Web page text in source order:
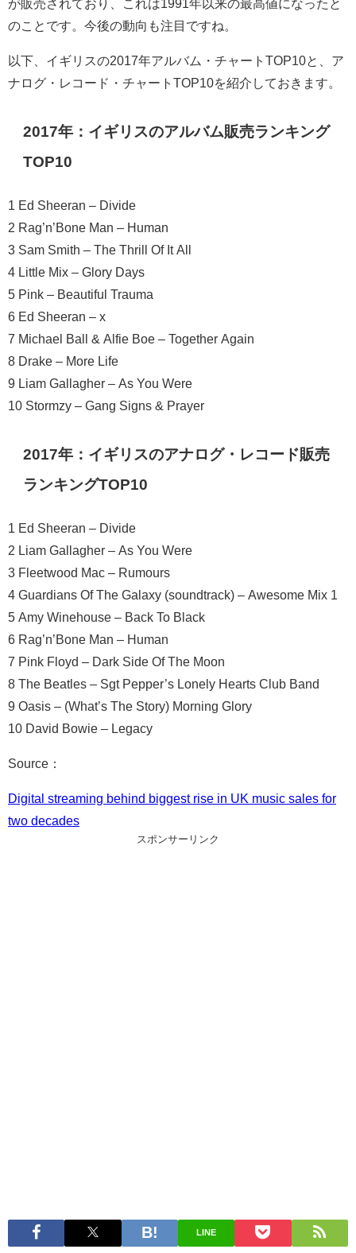
が販売されており、これは1991年以来の最高値になったと
のことです。今後の動向も注目ですね。
以下、イギリスの2017年アルバム・チャートTOP10と、ア
ナログ・レコード・チャートTOP10を紹介しておきます。
2017年：イギリスのアルバム販売ランキング
TOP10
1 Ed Sheeran – Divide
2 Rag’n’Bone Man – Human
3 Sam Smith – The Thrill Of It All
4 Little Mix – Glory Days
5 Pink – Beautiful Trauma
6 Ed Sheeran – x
7 Michael Ball & Alfie Boe – Together Again
8 Drake – More Life
9 Liam Gallagher – As You Were
10 Stormzy – Gang Signs & Prayer
2017年：イギリスのアナログ・レコード販売
ランキングTOP10
1 Ed Sheeran – Divide
2 Liam Gallagher – As You Were
3 Fleetwood Mac – Rumours
4 Guardians Of The Galaxy (soundtrack) – Awesome Mix 1
5 Amy Winehouse – Back To Black
6 Rag’n’Bone Man – Human
7 Pink Floyd – Dark Side Of The Moon
8 The Beatles – Sgt Pepper’s Lonely Hearts Club Band
9 Oasis – (What’s The Story) Morning Glory
10 David Bowie – Legacy
Source：
Digital streaming behind biggest rise in UK music sales for
two decades
スポンサーリンク
LINE